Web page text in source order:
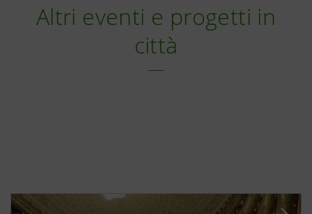
Altri eventi e progetti in
città